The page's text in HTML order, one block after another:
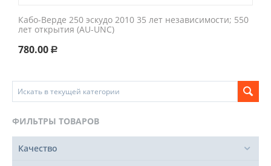
Кабо-Верде 250 эскудо 2010 35 лет независимости; 550
лет открытия (AU-UNC)
780.00 Р
ФИЛЬТРЫ ТОВАРОВ
Качество